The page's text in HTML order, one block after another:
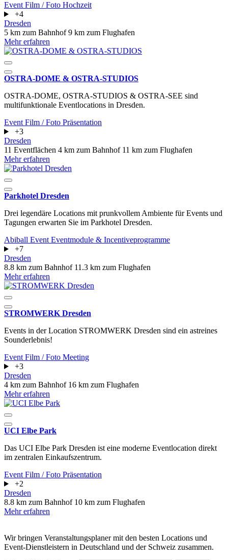
Event Film / Foto Hochzeit
+4
Dresden
5 km zum Bahnhof9 km zum Flughafen
Mehr erfahren
OSTRA-DOME & OSTRA-STUDIOS
OSTRA-DOME, OSTRA-STUDIOS & OSTRA-SEE sind
multifunktionale Eventlocations in Dresden.
Event Film / Foto Präsentation
+3
Dresden
11 Eventflächen 4 km zum Bahnhof 11 km zum Flughafen
Mehr erfahren
Parkhotel Dresden
Drei legendäre Locations mit prunkvollem Ambiente für Events und
Tagungen erwarten Sie im Parkhotel Dresden.
Abiball Event Eventmodule & Incentiveprogramme
+7
Dresden
8.8 km zum Bahnhof 11.3 km zum Flughafen
Mehr erfahren
STROMWERK Dresden
Events in der Location STROMWERK Dresden sind ein astreines
Sounderlebnis!
Event Film / Foto Meeting
+3
Dresden
4 km zum Bahnhof 16 km zum Flughafen
Mehr erfahren
UCI Elbe Park
Das UCI Elbe Park Dresden ist eine moderne Eventlocation direkt
im zentralen Einkaufszentrum.
Event Film / Foto Präsentation
+2
Dresden
8.8 km zum Bahnhof 10 km zum Flughafen
Mehr erfahren
Wir bringen Veranstaltungsplaner mit den besten Locations und
Event-Dienstleistern in Deutschland und der Schweiz zusammen.